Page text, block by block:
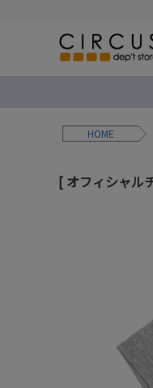
検索
HOME
オフィシャル